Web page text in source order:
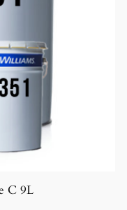
C 9L